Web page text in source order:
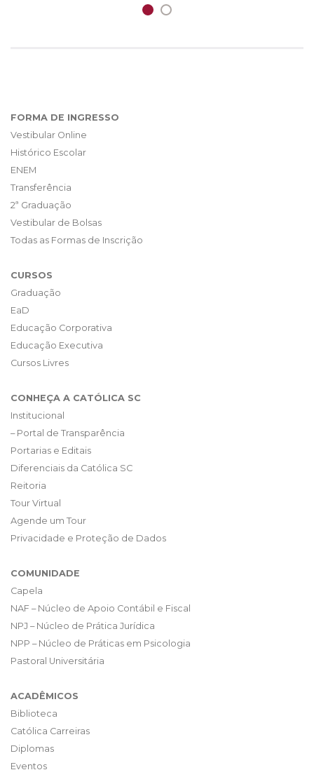
FORMA DE INGRESSO
Vestibular Online
Histórico Escolar
ENEM
Transferência
2ª Graduação
Vestibular de Bolsas
Todas as Formas de Inscrição
CURSOS
Graduação
EaD
Educação Corporativa
Educação Executiva
Cursos Livres
CONHEÇA A CATÓLICA SC
Institucional
– Portal de Transparência
Portarias e Editais
Diferenciais da Católica SC
Reitoria
Tour Virtual
Agende um Tour
Privacidade e Proteção de Dados
COMUNIDADE
Capela
NAF – Núcleo de Apoio Contábil e Fiscal
NPJ – Núcleo de Prática Jurídica
NPP – Núcleo de Práticas em Psicologia
Pastoral Universitária
ACADÊMICOS
Biblioteca
Católica Carreiras
Diplomas
Eventos